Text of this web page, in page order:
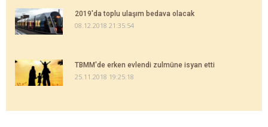
2019'da toplu ulaşım bedava olacak
08.12.2018 21:35:54
TBMM'de erken evlendi zulmüne isyan etti
25.11.2018 19:25:18